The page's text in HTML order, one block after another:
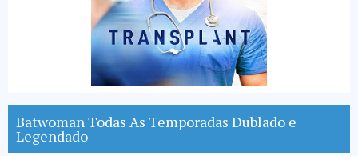
Batwoman Todas As Temporadas Dublado e
Legendado